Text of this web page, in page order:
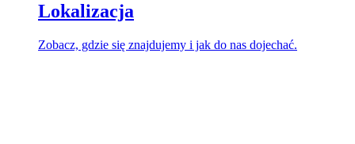
Lokalizacja
Zobacz, gdzie się znajdujemy i jak do nas dojechać.